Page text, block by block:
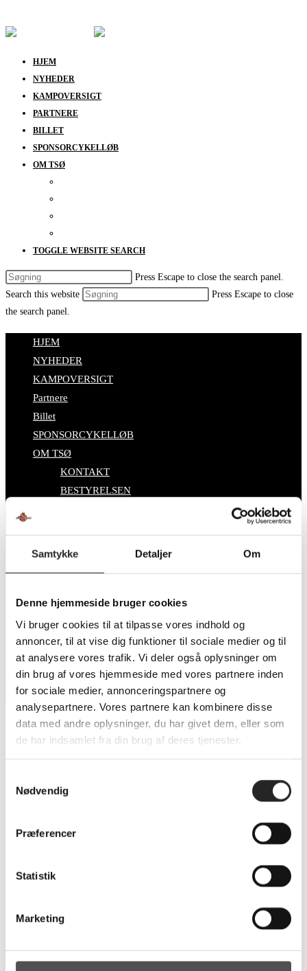
Samtykke Detaljer Om
Denne hjemmeside bruger cookies
Vi bruger cookies til at tilpasse vores indhold og
annoncer, til at vise dig funktioner til sociale medier og til
at analysere vores trafik. Vi deler også oplysninger om
din brug af vores hjemmeside med vores partnere inden
for sociale medier, annonceringspartnere og
analysepartnere. Vores partnere kan kombinere disse
data med andre oplysninger, du har givet dem, eller som
de har indsamlet fra din brug af deres tjenester.
Nødvendig
Præferencer
Statistik
Marketing
HJEM
NYHEDER
KAMPOVERSIGT
PARTNERE
BILLET
SPONSORCYKELLØB
OM TSØ
TOGGLE WEBSITE SEARCH
Press Escape to close the search panel.
Search this website
Press Escape to close
the search panel.
HJEM
NYHEDER
KAMPOVERSIGT
Partnere
Billet
SPONSORCYKELLØB
OM TSØ
KONTAKT
BESTYRELSEN
Search this website
Dines Kjeldgaard skifter til
TSØ
Dines Kjeldgaard skifter til TSØ
TSØ-spiller, hvor han kommer til at dele højre back positionen med
Inden Dines for en sæson siden tog til TMS for at få opfyldt
ligaambitionerne, tørnede han ud for HC Odense og har altså som
modstander smagt på stemningen i Lollands Bank ARENA. En stemning
den 21-årige højre back glæder sig til nu at blive bakket op af, når han
Da TSØ for et års tid siden slog HC Odense i Lollands Bank ARENA
lavede Dines 11 rene mål. Og i den pågældende sæson var han den spiller,
der lavede flest rene mål i hele rækken.